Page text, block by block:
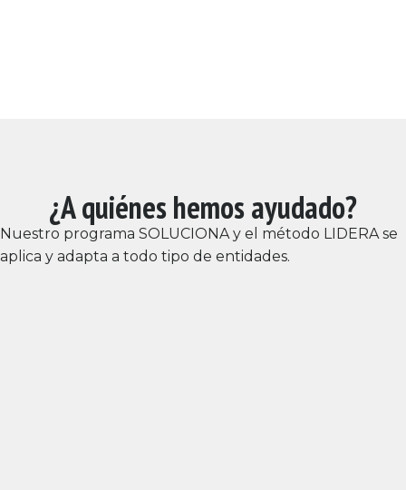
¿A quiénes hemos ayudado?
Nuestro programa SOLUCIONA y el método LIDERA se
aplica y adapta a todo tipo de entidades.